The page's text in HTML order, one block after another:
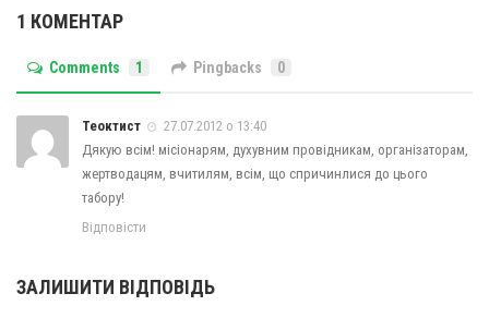
1 КОМЕНТАР
Comments 1 Pingbacks 0
Теоктист
27.07.2012 о 13:40
Дякую всім! місіонарям, духувним провідникам, організаторам,
жертводацям, вчитилям, всім, що спричинлися до цього
табору!
Відповісти
ЗАЛИШИТИ ВІДПОВІДЬ